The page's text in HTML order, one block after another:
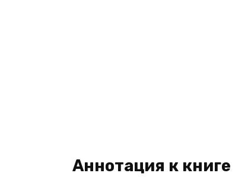
Аннотация к книге